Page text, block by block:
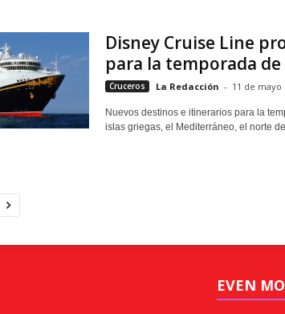
Disney Cruise Line
para la temporada de
Cruceros La Redacción - 11 de mayo
Nuevos destinos e itinerarios para la
islas griegas, el Mediterráneo, el norte
EVEN